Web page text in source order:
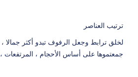
ترتيب العناصر
لخلق ترابط وجعل الرفوف تبدو أكثر جمالا ،
جمعتموها على أساس الأحجام ، المرتفعات ،